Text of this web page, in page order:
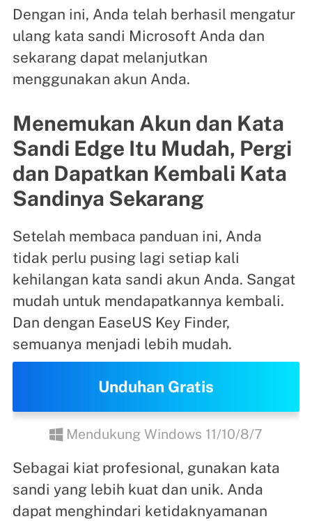
Dengan ini, Anda telah berhasil mengatur
ulang kata sandi Microsoft Anda dan
sekarang dapat melanjutkan
menggunakan akun Anda.
Menemukan Akun dan Kata
Sandi Edge Itu Mudah, Pergi
dan Dapatkan Kembali Kata
Sandinya Sekarang
Setelah membaca panduan ini, Anda
tidak perlu pusing lagi setiap kali
kehilangan kata sandi akun Anda. Sangat
mudah untuk mendapatkannya kembali.
Dan dengan EaseUS Key Finder,
semuanya menjadi lebih mudah.
Unduhan Gratis
Mendukung Windows 11/10/8/7
Sebagai kiat profesional, gunakan kata
sandi yang lebih kuat dan unik. Anda
dapat menghindari ketidaknyamanan